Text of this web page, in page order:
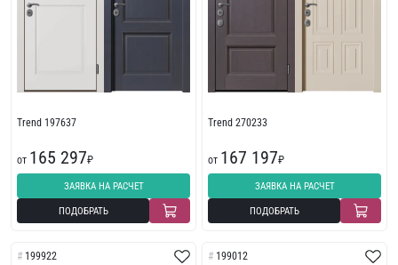
Trend 197637
от 165 297₽
ЗАЯВКА НА РАСЧЕТ
ПОДОБРАТЬ
Trend 270233
от 167 197₽
ЗАЯВКА НА РАСЧЕТ
ПОДОБРАТЬ
199922 199012